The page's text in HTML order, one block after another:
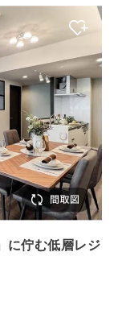
に佇む低層レジ